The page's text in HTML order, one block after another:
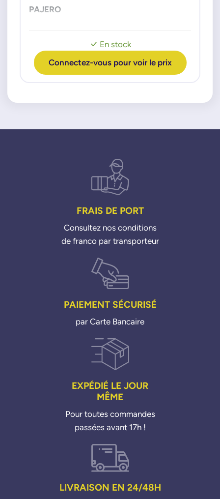
En stock
Connectez-vous pour voir le prix
PAJERO
FRAIS DE PORT
Consultez nos conditions
de franco par transporteur
PAIEMENT SÉCURISÉ
par Carte Bancaire
EXPÉDIÉ LE JOUR
MÊME
Pour toutes commandes
passées avant 17h !
LIVRAISON EN 24/48H